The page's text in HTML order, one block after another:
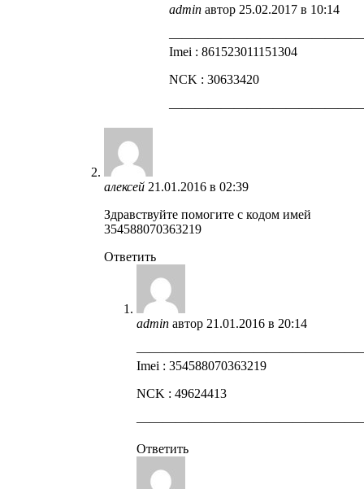
admin автор 25.02.2017 в 10:14
Imei : 861523011151304
NCK : 30633420
алексей 21.01.2016 в 02:39
Здравствуйте помогите с кодом имей
354588070363219
Ответить
admin автор 21.01.2016 в 20:14
Imei : 354588070363219
NCK : 49624413
Ответить